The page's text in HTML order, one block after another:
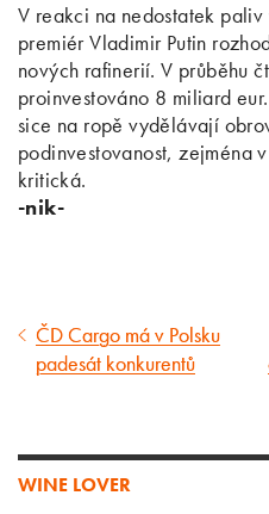
V reakci na nedostatek paliv
premiér Vladimir Putin
nových rafinerií. V průběhu
proinvestováno 8 miliard
sice na ropě vydělávají
podinvestovanost, zejména
kritická.
-nik-
Předcházející
článek
ČD Cargo má v Polsku
padesát konkurentů
WINE LOVER